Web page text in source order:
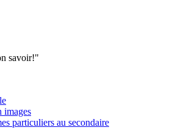
savoir!"
images
particuliers au secondaire